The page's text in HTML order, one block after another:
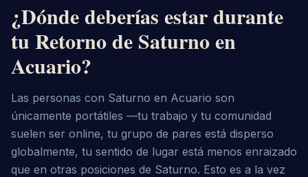
¿Dónde deberías estar durante
tu Retorno de Saturno en
Acuario?
Las personas con Saturno en Acuario son
únicamente portátiles —tu trabajo y tu comunidad
suelen ser online, tu grupo de pares está disperso
globalmente, tu sentido de lugar está menos enraizado
que en otras posiciones de Saturno. Esto es a la vez